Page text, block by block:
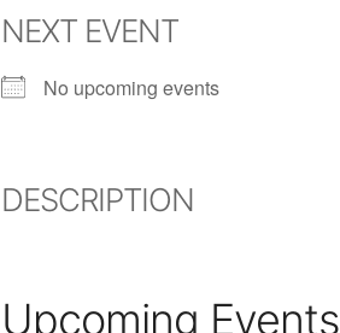
NEXT EVENT
No upcoming events
DESCRIPTION
Upcoming Events